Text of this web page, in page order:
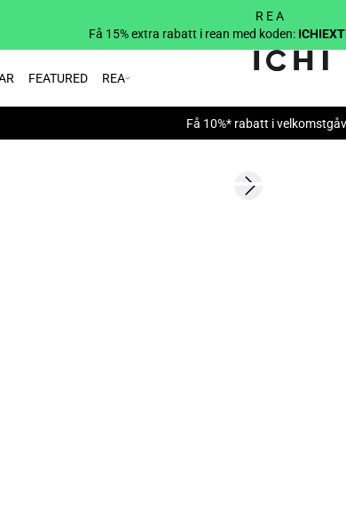
R E A
Få 15% extra rabatt i rean med koden:
FEATURED REA
Få 10%* rabatt i
Next slide